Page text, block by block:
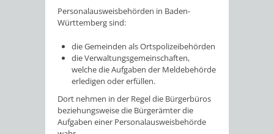
Personalausweisbehörden in Baden-
Württemberg sind:
die Gemeinden als Ortspolizeibehörden
die Verwaltungsgemeinschaften,
welche die Aufgaben der Meldebehörde
erledigen oder erfüllen.
Dort nehmen in der Regel die Bürgerbüros
beziehungsweise die Bürgerämter die
Aufgaben einer Personalausweisbehörde